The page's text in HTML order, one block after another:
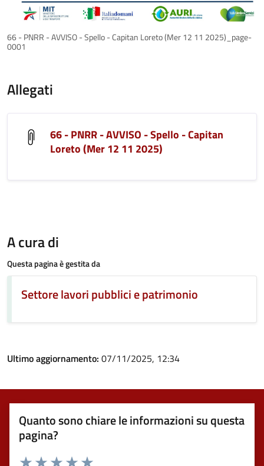
66 - PNRR - AVVISO - Spello - Capitan Loreto (Mer 12 11 2025)_page-
0001
Allegati
66 - PNRR - AVVISO - Spello - Capitan
Loreto (Mer 12 11 2025)
A cura di
Questa pagina è gestita da
Settore lavori pubblici e patrimonio
Ultimo aggiornamento: 07/11/2025, 12:34
Quanto sono chiare le informazioni su questa
pagina?